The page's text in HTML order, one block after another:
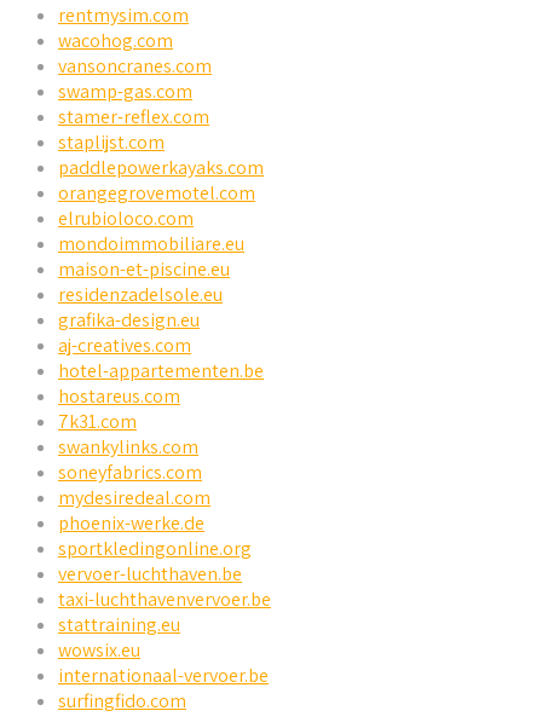
rentmysim.com
wacohog.com
vansoncranes.com
swamp-gas.com
stamer-reflex.com
staplijst.com
paddlepowerkayaks.com
orangegrovemotel.com
elrubioloco.com
mondoimmobiliare.eu
maison-et-piscine.eu
residenzadelsole.eu
grafika-design.eu
aj-creatives.com
hotel-appartementen.be
hostareus.com
7k31.com
swankylinks.com
soneyfabrics.com
mydesiredeal.com
phoenix-werke.de
sportkledingonline.org
vervoer-luchthaven.be
taxi-luchthavenvervoer.be
stattraining.eu
wowsix.eu
internationaal-vervoer.be
surfingfido.com